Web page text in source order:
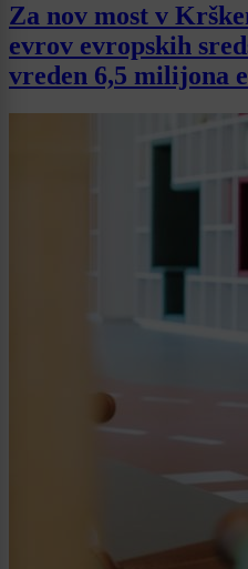
Za nov most v
evrov evropskih
vreden 6,5 milijona